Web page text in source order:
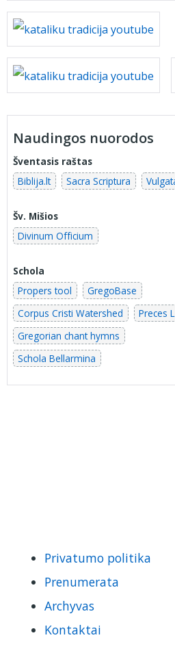
Naudingos nuorodos
Šventasis raštas
Biblija.lt
Sacra Scriptura
Šv. Mišios
Divinum Officium
Schola
Propers tool
GregoBase
Corpus Cristi Watershed
Preces
Gregorian chant hymns
Schola Bellarmina
Privatumo politika
Prenumerata
Archyvas
Kontaktai